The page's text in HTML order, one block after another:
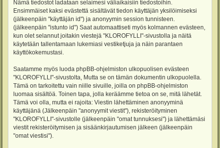
Nämä tiedostot ladataan selaimesi väliaikaisiin tiedostoihin.
Ensimmäiset kaksi evästettä sisältävät tiedon käyttäjän yksilöimiseksi
(jälkeenpäin "käyttäjän id") ja anonyymin session tunnisteen.
(jälkeenpäin "istunto id") Saat automaattiseti myös kolmannen evästeen,
kun olet selannut joitakin viestejä "KLOROFYLLI"-sivustolla ja näitä
käytetään tallentamaan lukemiasi vestiketjuja ja näin parantaen
käyttökokemustasi.
Saatamme myös luoda phpBB-ohjelmiston ulkopuolisen evästeen
"KLOROFYLLI"-sivustolta, Mutta se on tämän dokumentin ulkopuolella.
Tämä on tarkoitettu vain niille sivuille, joilla on phpBB-ohjelmiston
luomaa sisältöä. Toinen tapa, jolla keräämme tietoa on se, mitä lähetät.
Tämä voi olla, mutta ei rajoita: Viestin lähettäminen anonyyminä
käyttäjänä (Jälkeenpäin "anonyymit viestit"), rekisteröityminen
"KLOROFYLLI"-sivustolle (jälkeenpäin "omat tunnuksesi") ja lähettämäsi
viestit rekisteröitymisen ja sisäänkirjautumisen jälkeen (jälkeenpäin
"omat viestisi").